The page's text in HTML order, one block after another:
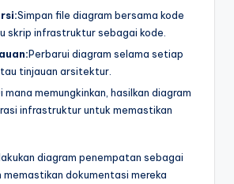
Simpan file diagram bersama kode
skrip infrastruktur sebagai kode.
Perbarui diagram selama setiap
tinjauan arsitektur.
mana memungkinkan, hasilkan diagram
infrastruktur untuk memastikan
diagram penempatan sebagai
dokumentasi mereka